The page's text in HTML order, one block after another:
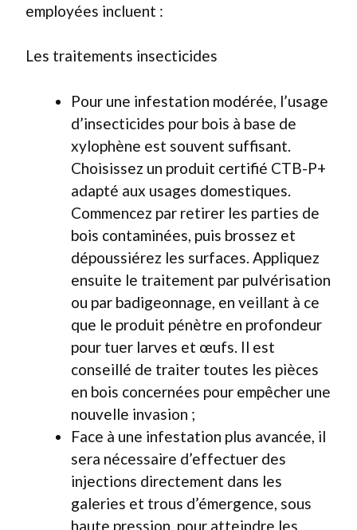
employées incluent :
Les traitements insecticides
Pour une infestation modérée, l’usage
d’insecticides pour bois à base de
xylophène est souvent suffisant.
Choisissez un produit certifié CTB-P+
adapté aux usages domestiques.
Commencez par retirer les parties de
bois contaminées, puis brossez et
dépoussiérez les surfaces. Appliquez
ensuite le traitement par pulvérisation
ou par badigeonnage, en veillant à ce
que le produit pénètre en profondeur
pour tuer larves et œufs. Il est
conseillé de traiter toutes les pièces
en bois concernées pour empêcher une
nouvelle invasion ;
Face à une infestation plus avancée, il
sera nécessaire d’effectuer des
injections directement dans les
galeries et trous d’émergence, sous
haute pression, pour atteindre les